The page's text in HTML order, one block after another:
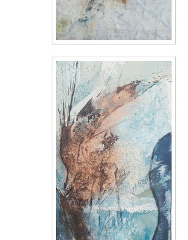
Mut zur Freiheit.jpg